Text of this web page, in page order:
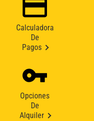
Calculadora
De
Pagos
Opciones
De
Alquiler